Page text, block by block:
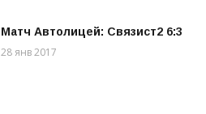
Матч Автолицей: Связист2 6:3
28 янв 2017